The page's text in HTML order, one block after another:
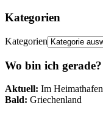
Kategorien
Kategorien
Wo bin ich gerade?
Aktuell: Im Heimathafen
Bald: Griechenland